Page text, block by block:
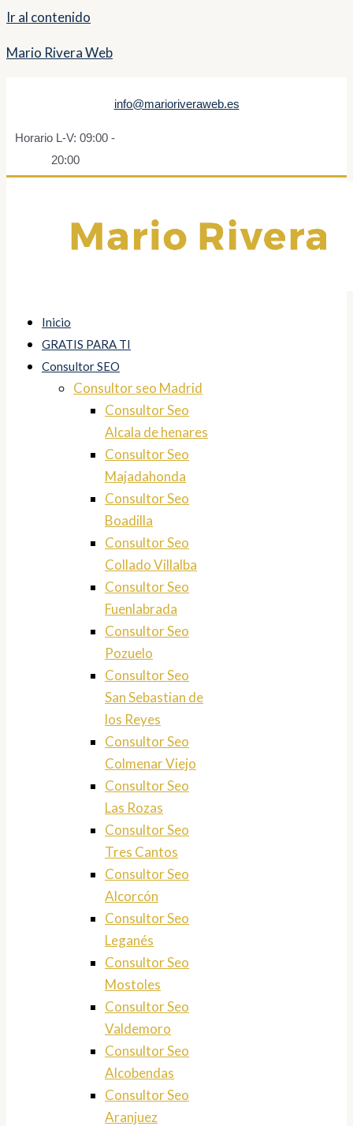
Ir al contenido
Mario Rivera Web
info@marioriveraweb.es
Horario L-V: 09:00 -
20:00
Inicio
GRATIS PARA TI
Consultor SEO
Consultor seo Madrid
Consultor Seo
Alcala de henares
Consultor Seo
Majadahonda
Consultor Seo
Boadilla
Consultor Seo
Collado Villalba
Consultor Seo
Fuenlabrada
Consultor Seo
Pozuelo
Consultor Seo
San Sebastian de
los Reyes
Consultor Seo
Colmenar Viejo
Consultor Seo
Las Rozas
Consultor Seo
Tres Cantos
Consultor Seo
Alcorcón
Consultor Seo
Leganés
Consultor Seo
Mostoles
Consultor Seo
Valdemoro
Consultor Seo
Alcobendas
Consultor Seo
Aranjuez